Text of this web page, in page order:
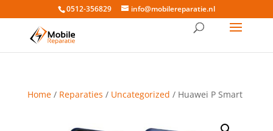
0512-356829 info@mobilereparatie.nl
Home/ Reparaties / Uncategorized / Huawei P Smart